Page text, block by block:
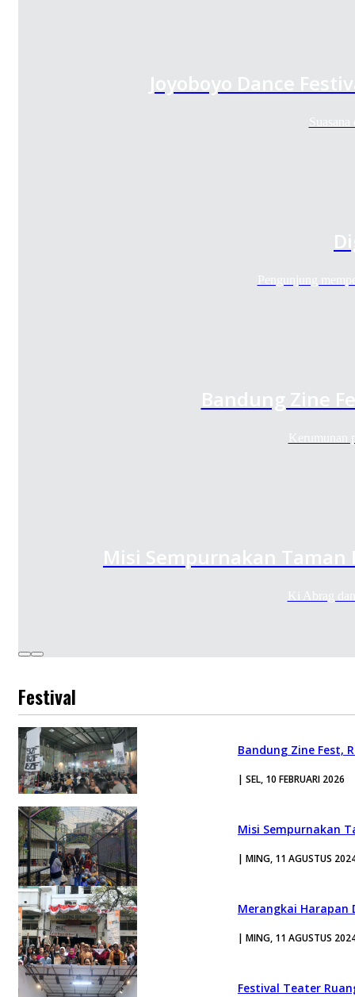
Joyoboyo Dance
Pengunjung
Bandung Zine
Kerumunan
Misi Sempurnakan Taman
Ki Abrag
Festival
Bandung Zine Fest,
| SEL, 10 FEBRUARI 2026
Misi Sempurnakan
| MING, 11 AGUSTUS
Merangkai Harapan
| MING, 11 AGUSTUS
Festival Teater